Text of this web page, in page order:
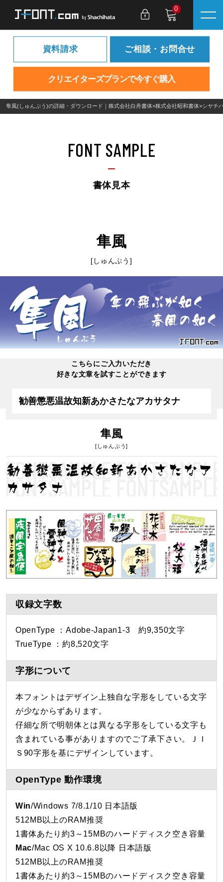
資料請求 ご相談・お問合せ
クリエイターズプランで今すぐ購入
0
隼風(しゅんぷう)の詳細・ダウンロード｜株式会社白舟書体×株式会社昭和書体×シヤチ
FONT SAMPLE
書体見本
隼風
[しゅんぷう]
こちらにご入力いただき
好きな文章を試すことができます
隼風
[しゅんぷう]
勧善懲悪温故知新あかさたなア
カサタナ
収録文字数
OpenType ：Adobe-Japan1-3 約9,350文字
TrueType ：約8,520文字
字形について
本フォントはデザイン上独自な字形をしている文字
が少なからずあります。
仔細な所で明朝体とは異なる字形をしている文字も
含まれている事がありますのでご了承下さい。ＪＩ
Ｓ90字形を基にデザインしています。
OpenType 動作環境
Win/Windows 7/8.1/10 日本語版
512MB以上のRAM推奨
1書体あたり約3～15MBのハードディスク空き容量
Mac/Mac OS X 10.6.8以降 日本語版
512MB以上のRAM推奨
1書体あたり約3～15MBのハードディスク空き容量